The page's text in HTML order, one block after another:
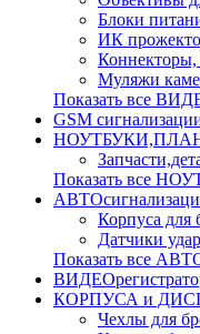
Блоки
ИК
Коннекторы,
Муляжи
Показать все
GSM
Показать все
Корпуса для
Датчики
Показать все
КОРПУСА и
Чехлы для